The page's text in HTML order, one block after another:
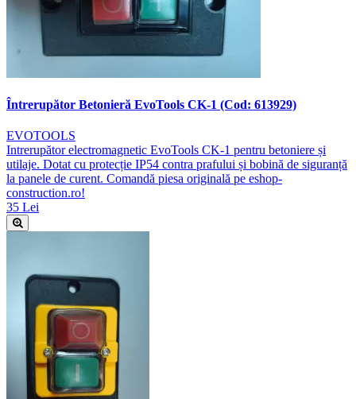
Întrerupător Betonieră EvoTools CK-1 (Cod: 613929)
EVOTOOLS
Intrerupător electromagnetic EvoTools CK-1 pentru betoniere și
utilaje. Dotat cu protecție IP54 contra prafului și bobină de siguranță
la panele de curent. Comandă piesa originală pe eshop-
construction.ro!
35 Lei